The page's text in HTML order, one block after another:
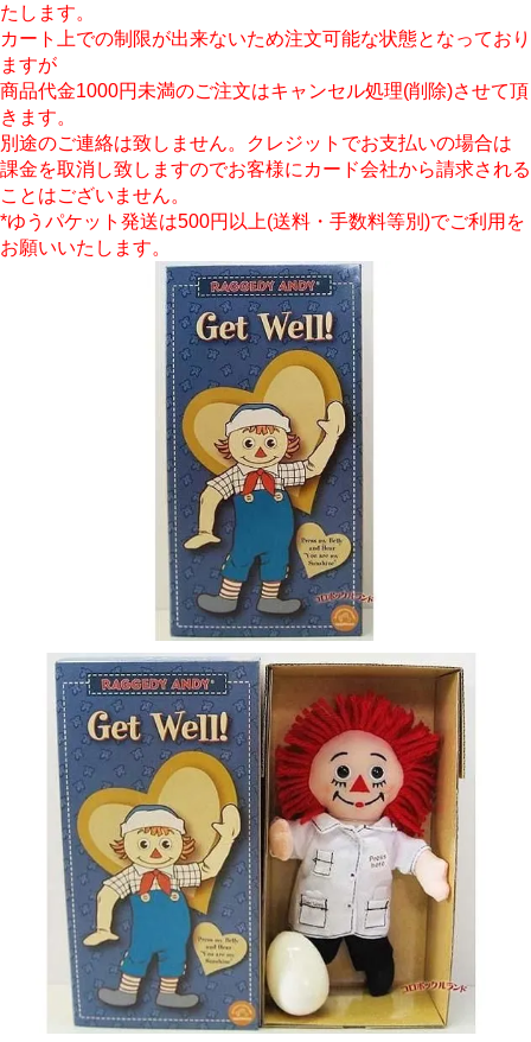
たします。
カート上での制限が出来ないため注文可能な状態となっており
ますが
商品代金1000円未満のご注文はキャンセル処理(削除)させて頂
きます。
別途のご連絡は致しません。クレジットでお支払いの場合は
課金を取消し致しますのでお客様にカード会社から請求される
ことはございません。
*ゆうパケット発送は500円以上(送料・手数料等別)でご利用を
お願いいたします。